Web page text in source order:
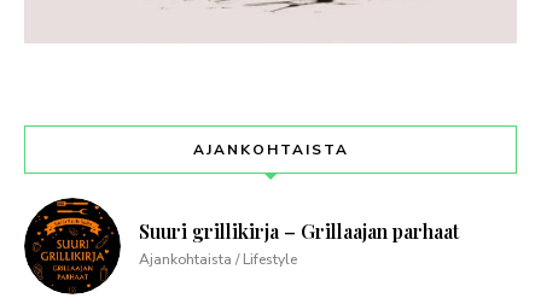
AJANKOHTAISTA
Suuri grillikirja – Grillaajan parhaat
Ajankohtaista / Lifestyle